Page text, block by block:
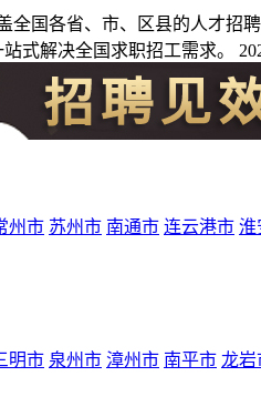
全国各省、市、区县的人才
式解决全国求职招工需求。
州市 苏州市 南通市 连云港市 淮
明市 泉州市 漳州市 南平市 龙岩